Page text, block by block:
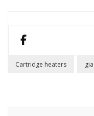
Cartridge heaters